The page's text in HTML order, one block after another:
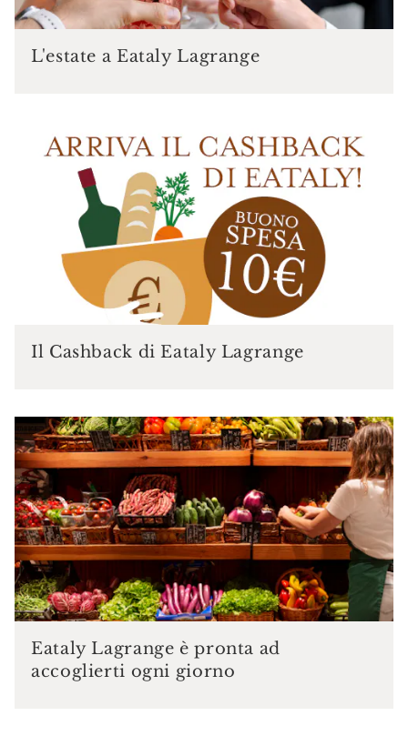
L'estate a Eataly Lagrange
Il Cashback di Eataly Lagrange
Eataly Lagrange è pronta ad
accoglierti ogni giorno